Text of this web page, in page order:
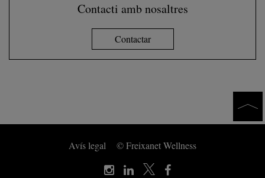
Contacti amb nosaltres
Contactar
Avís legal © Freixanet Wellness